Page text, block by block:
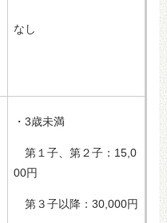
なし
・3歳未満
第１子、第２子：15,0
00円
第３子以降：30,000円